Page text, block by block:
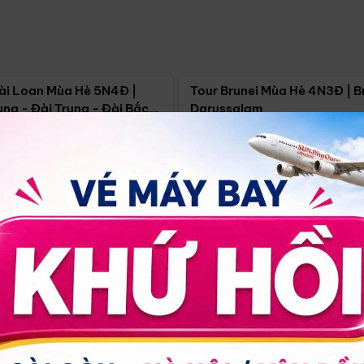
Loan Mùa Hè 5N4Đ |
- Đài Trung - Đài Bắc
18/09
Tour Brunei Mùa Hè 4N3Đ |
Darussalam
Hồ Chí Minh 4N3Đ
30/08 17/09 24/09
14.499.000đ Xem chi